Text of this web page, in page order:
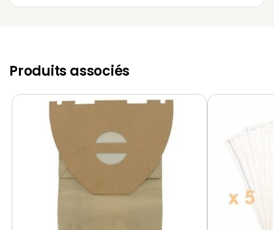
Produits associés